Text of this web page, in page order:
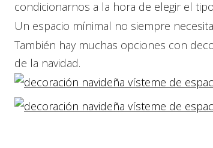
condicionarnos a la hora de elegir el
Un espacio mínimal no siempre
También hay muchas opciones con
de la navidad.